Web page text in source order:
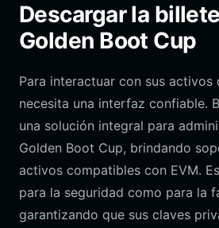
Descargar la
Golden Boot Cup
Para interactuar con sus activos
necesita una interfaz confiable.
una solución integral para
Golden Boot Cup, brindando
activos compatibles con EVM.
para la seguridad como para la
garantizando que sus claves